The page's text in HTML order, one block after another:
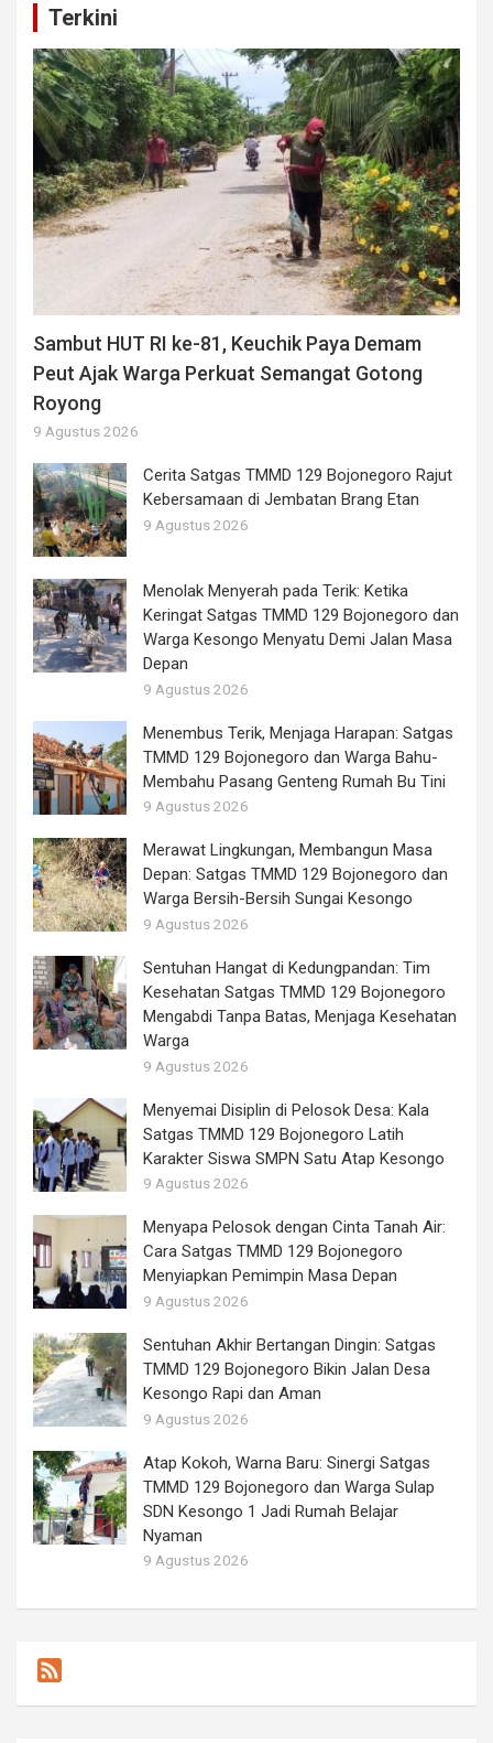
Terkini
Sambut HUT RI ke-81, Keuchik Paya Demam
Peut Ajak Warga Perkuat Semangat Gotong
Royong
9 Agustus 2026
Cerita Satgas TMMD 129 Bojonegoro Rajut
Kebersamaan di Jembatan Brang Etan
9 Agustus 2026
Menolak Menyerah pada Terik: Ketika
Keringat Satgas TMMD 129 Bojonegoro dan
Warga Kesongo Menyatu Demi Jalan Masa
Depan
9 Agustus 2026
Menembus Terik, Menjaga Harapan: Satgas
TMMD 129 Bojonegoro dan Warga Bahu-
Membahu Pasang Genteng Rumah Bu Tini
9 Agustus 2026
Merawat Lingkungan, Membangun Masa
Depan: Satgas TMMD 129 Bojonegoro dan
Warga Bersih-Bersih Sungai Kesongo
9 Agustus 2026
Sentuhan Hangat di Kedungpandan: Tim
Kesehatan Satgas TMMD 129 Bojonegoro
Mengabdi Tanpa Batas, Menjaga Kesehatan
Warga
9 Agustus 2026
Menyemai Disiplin di Pelosok Desa: Kala
Satgas TMMD 129 Bojonegoro Latih
Karakter Siswa SMPN Satu Atap Kesongo
9 Agustus 2026
Menyapa Pelosok dengan Cinta Tanah Air:
Cara Satgas TMMD 129 Bojonegoro
Menyiapkan Pemimpin Masa Depan
9 Agustus 2026
Sentuhan Akhir Bertangan Dingin: Satgas
TMMD 129 Bojonegoro Bikin Jalan Desa
Kesongo Rapi dan Aman
9 Agustus 2026
Atap Kokoh, Warna Baru: Sinergi Satgas
TMMD 129 Bojonegoro dan Warga Sulap
SDN Kesongo 1 Jadi Rumah Belajar
Nyaman
9 Agustus 2026